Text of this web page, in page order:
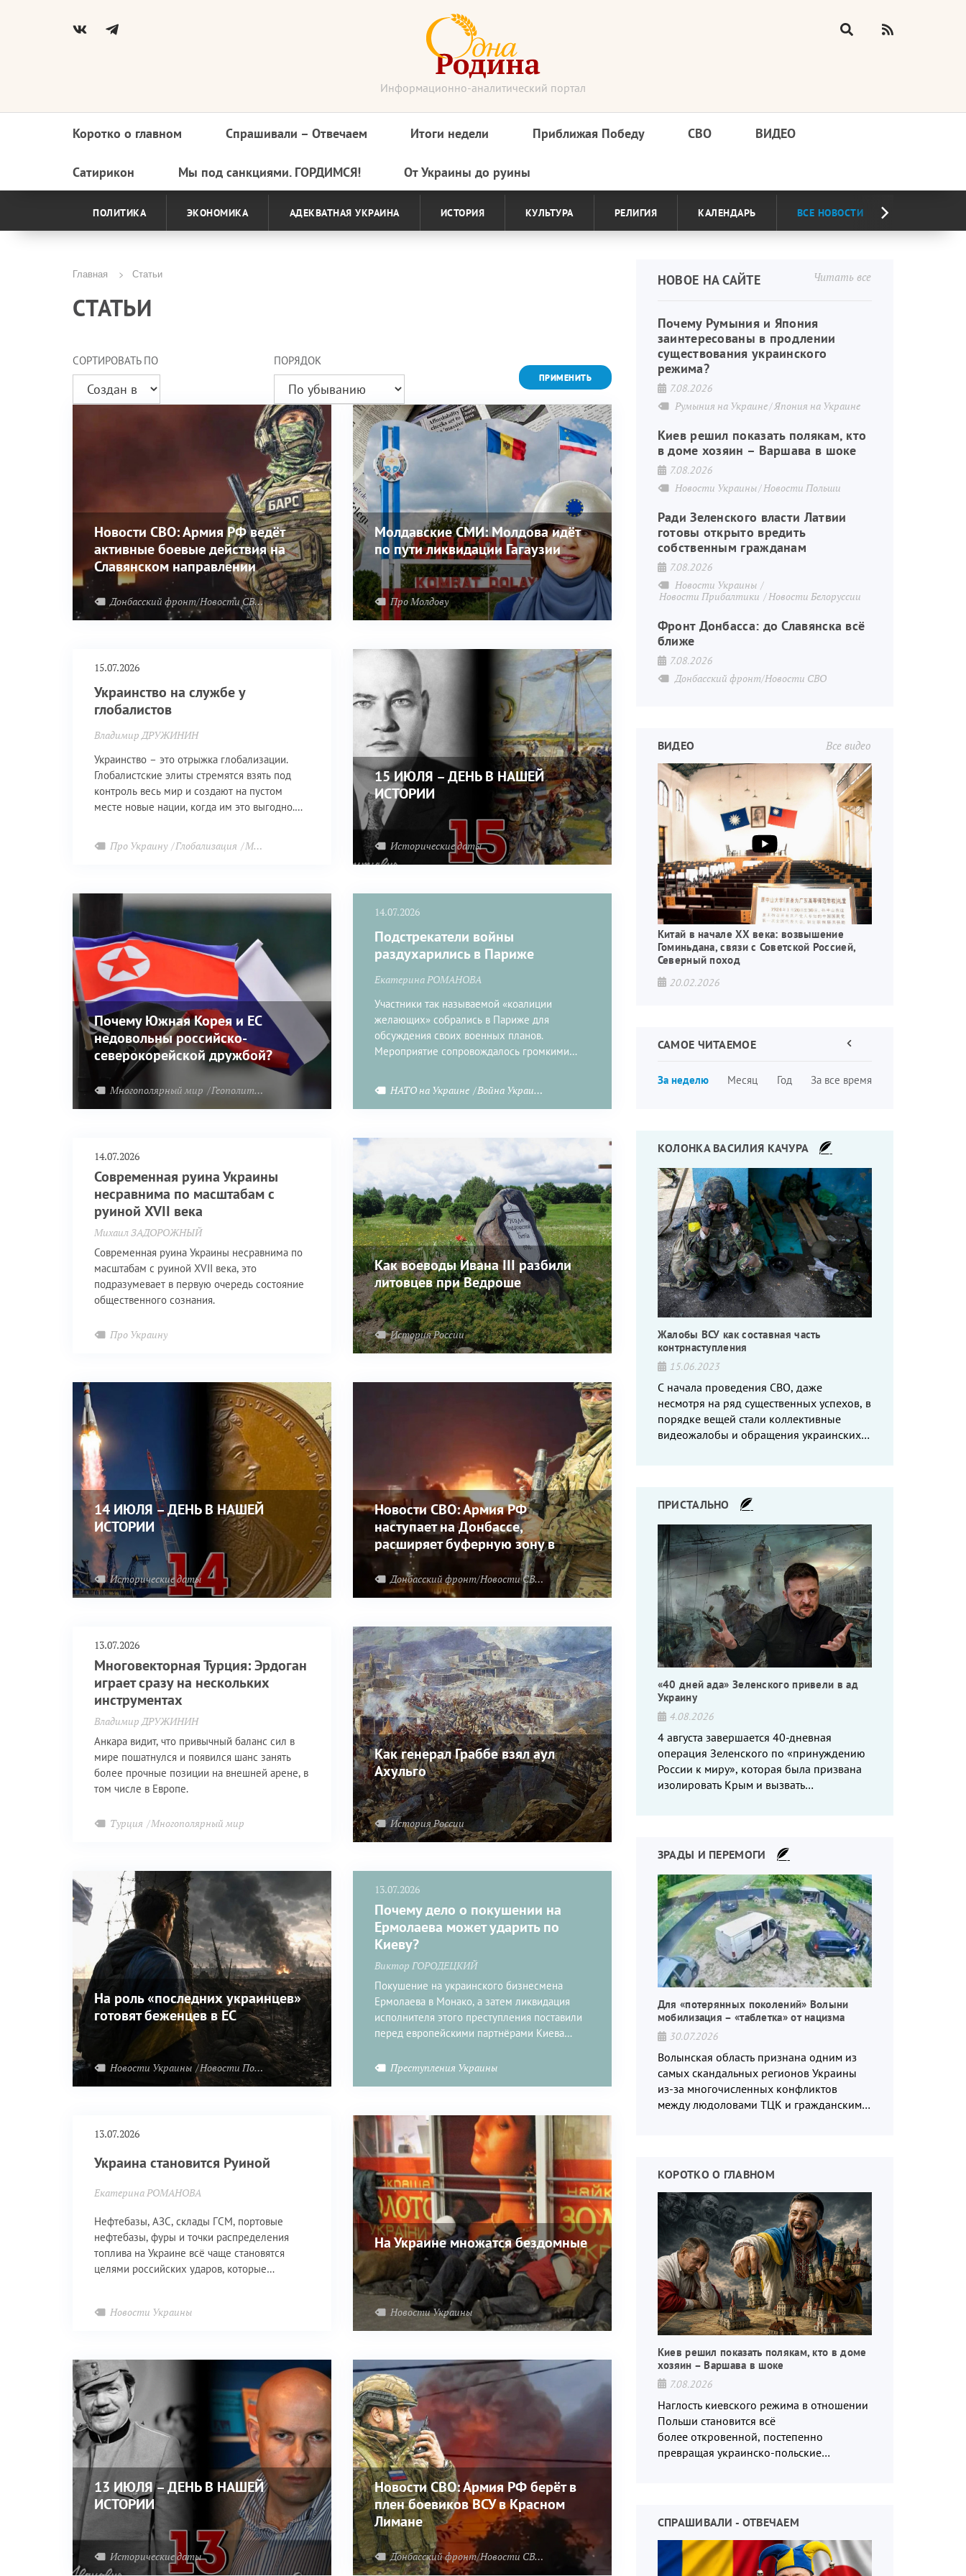
Информационно-аналитический портал
Основная
навигация
Коротко о главном Спрашивали – Отвечаем Итоги недели Приближая Победу СВО ВИДЕО
Сатирикон Мы под санкциями. ГОРДИМСЯ! От Украины до руины
ПОЛИТИКА ЭКОНОМИКА АДЕКВАТНАЯ УКРАИНА ИСТОРИЯ КУЛЬТУРА РЕЛИГИЯ КАЛЕНДАРЬ ВСЕ НОВОСТИ
Строка
навигации
Главная Статьи
СТАТЬИ
СОРТИРОВАТЬ ПО ПОРЯДОК
Новости СВО: Армия РФ ведёт
активные боевые действия на
Славянском направлении
Донбасский фронт/Новости СВО Харьковский фронт Приграничье
Молдавские СМИ: Молдова идёт
по пути ликвидации Гагаузии
Про Молдову
15.07.2026
Украинство на службе у
глобалистов
Владимир ДРУЖИНИН
Украинство – это отрыжка глобализации.
Глобалистские элиты стремятся взять под
контроль весь мир и создают на пустом
месте новые нации, когда им это выгодно.
Про Украину Глобализация Многополярный мир
15 ИЮЛЯ – ДЕНЬ В НАШЕЙ
ИСТОРИИ
Исторические даты
Почему Южная Корея и ЕС
недовольны российско-
северокорейской дружбой?
Многополярный мир Геополитика Южная Корея на Украине
14.07.2026
Подстрекатели войны
раздухарились в Париже
Екатерина РОМАНОВА
Участники так называемой «коалиции
желающих» собрались в Париже для
обсуждения своих военных планов.
Мероприятие сопровождалось громкими
НАТО на Украине
Война Украиной с Россией
14.07.2026
Современная руина Украины
несравнима по масштабам с
руиной XVII века
Михаил ЗАДОРОЖНЫЙ
Современная руина Украины несравнима по
масштабам с руиной XVII века, это
подразумевает в первую очередь состояние
общественного сознания.
Про Украину
Как воеводы Ивана III разбили
литовцев при Ведроше
История России
14 ИЮЛЯ – ДЕНЬ В НАШЕЙ
ИСТОРИИ
Исторические даты
Новости СВО: Армия РФ
наступает на Донбассе,
расширяет буферную зону в
приграничье, бьёт по ВПК
Украины
Донбасский фронт/Новости СВО Харьковский фронт Приграничье
13.07.2026
Многовекторная Турция: Эрдоган
играет сразу на нескольких
инструментах
Владимир ДРУЖИНИН
Анкара видит, что привычный баланс сил в
мире пошатнулся и появился шанс занять
более прочные позиции на внешней арене, в
том числе в Европе.
Турция Многополярный мир
Как генерал Граббе взял аул
Ахульго
История России
На роль «последних украинцев»
готовят беженцев в ЕС
Новости Украины Новости Польши
13.07.2026
Почему дело о покушении на
Ермолаева может ударить по
Киеву?
Виктор ГОРОДЕЦКИЙ
Покушение на украинского бизнесмена
Ермолаева в Монако, а затем ликвидация
исполнителя этого преступления поставили
перед европейскими партнёрами Киева
Преступления Украины
13.07.2026
Украина становится Руиной
Екатерина РОМАНОВА
Нефтебазы, АЗС, склады ГСМ, портовые
нефтебазы, фуры и точки распределения
топлива на Украине всё чаще становятся
целями российских ударов, которые
Новости Украины
На Украине множатся бездомные
Новости Украины
13 ИЮЛЯ – ДЕНЬ В НАШЕЙ
ИСТОРИИ
Исторические даты
Новости СВО: Армия РФ берёт в
плен боевиков ВСУ в Красном
Лимане
Донбасский фронт/Новости СВО Харьковский фронт Приграничье
Читать все
НОВОЕ НА САЙТЕ
Почему Румыния и Япония
заинтересованы в продлении
существования украинского
режима?
7.08.2026
Румыния на Украине Япония на Украине
Киев решил показать полякам, кто
в доме хозяин – Варшава в шоке
7.08.2026
Новости Украины Новости Польши
Ради Зеленского власти Латвии
готовы открыто вредить
собственным гражданам
7.08.2026
Новости Украины
Новости Прибалтики
Новости Белоруссии
Фронт Донбасса: до Славянска всё
ближе
7.08.2026
Донбасский фронт/Новости СВО
Все видео
ВИДЕО
Китай в начале XX века: возвышение
Гоминьдана, связи с Советской Россией,
Северный поход
20.02.2026
САМОЕ ЧИТАЕМОЕ
За неделю Месяц Год За все время
страниц
Предыдущая
КОЛОНКА ВАСИЛИЯ КАЧУРА
Жалобы ВСУ как составная часть
контрнаступления
15.06.2023
С начала проведения СВО, даже
несмотря на ряд существенных успехов, в
порядке вещей стали коллективные
видеожалобы и обращения украинских
ПРИСТАЛЬНО
«40 дней ада» Зеленского привели в ад
Украину
4.08.2026
4 августа завершается 40-дневная
операция Зеленского по «принуждению
России к миру», которая была призвана
изолировать Крым и вызвать
ЗРАДЫ И ПЕРЕМОГИ
Для «потерянных поколений» Волыни
мобилизация – «таблетка» от нацизма
30.07.2026
Волынская область признана одним из
самых скандальных регионов Украины
из-за многочисленных конфликтов
между людоловами ТЦК и гражданским
КОРОТКО О ГЛАВНОМ
Киев решил показать полякам, кто в доме
хозяин – Варшава в шоке
7.08.2026
Наглость киевского режима в отношении
Польши становится всё
более откровенной, постепенно
превращая украинско-польские
СПРАШИВАЛИ - ОТВЕЧАЕМ